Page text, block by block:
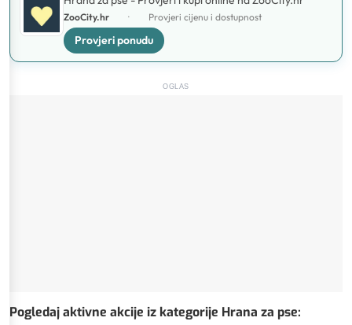
ZooCity.hr · Provjeri cijenu i dostupnost
Provjeri ponudu
OGLAS
Pogledaj aktivne akcije iz kategorije Hrana za pse: